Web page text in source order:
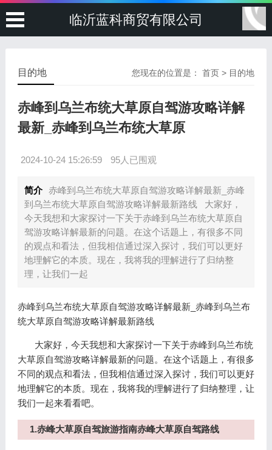
临沂蓝科商贸有限公司
您现在的位置是：首页 > 目的地
目的地
赤峰到乌兰布统大草原自驾游攻略详解
最新_赤峰到乌兰布统大草原
2024-10-24 15:26:59 95人已围观
简介 赤峰到乌兰布统大草原自驾游攻略详解最新_赤峰
到乌兰布统大草原自驾游攻略详解最新路线 大家好，
今天我想和大家探讨一下关于赤峰到乌兰布统大草原自
驾游攻略详解最新的问题。在这个话题上，有很多不同
的观点和看法，但我相信通过深入探讨，我们可以更好
地理解它的本质。现在，我将我的理解进行了归纳整
理，让我们一起
赤峰到乌兰布统大草原自驾游攻略详解最新_赤峰到乌兰布
统大草原自驾游攻略详解最新路线
大家好，今天我想和大家探讨一下关于赤峰到乌兰布统
大草原自驾游攻略详解最新的问题。在这个话题上，有很多
不同的观点和看法，但我相信通过深入探讨，我们可以更好
地理解它的本质。现在，我将我的理解进行了归纳整理，让
我们一起来看看吧。
1.赤峰大草原自驾旅游指南赤峰大草原自驾路线